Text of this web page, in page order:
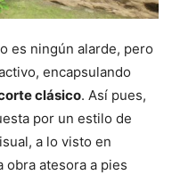
es ningún alarde, pero
encapsulando
clásico. Así pues,
por un estilo de
a lo visto en
obra atesora a pies